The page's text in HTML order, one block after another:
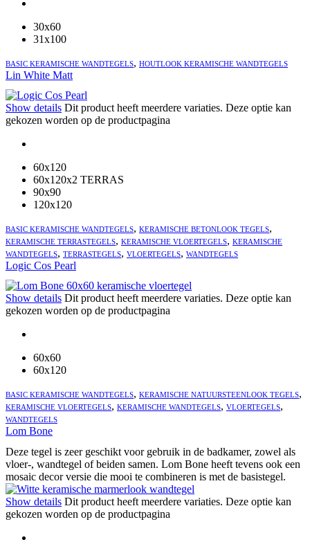
30x60
31x100
BASIC KERAMISCHE WANDTEGELS, HOUTLOOK KERAMISCHE WANDTEGELS
Lin White Matt
Show details Dit product heeft meerdere variaties. Deze optie kan
gekozen worden op de productpagina
60x120
60x120x2 TERRAS
90x90
120x120
BASIC KERAMISCHE WANDTEGELS, KERAMISCHE BETONLOOK TEGELS,
KERAMISCHE TERRASTEGELS, KERAMISCHE VLOERTEGELS, KERAMISCHE
WANDTEGELS, TERRASTEGELS, VLOERTEGELS, WANDTEGELS
Logic Cos Pearl
Show details Dit product heeft meerdere variaties. Deze optie kan
gekozen worden op de productpagina
60x60
60x120
BASIC KERAMISCHE WANDTEGELS, KERAMISCHE NATUURSTEENLOOK TEGELS,
KERAMISCHE VLOERTEGELS, KERAMISCHE WANDTEGELS, VLOERTEGELS,
WANDTEGELS
Lom Bone
Deze tegel is zeer geschikt voor gebruik in de badkamer, zowel als
vloer-, wandtegel of beiden samen. Lom Bone heeft tevens ook een
mosaic decor versie die mooi te combineren is met de basistegel.
Show details Dit product heeft meerdere variaties. Deze optie kan
gekozen worden op de productpagina